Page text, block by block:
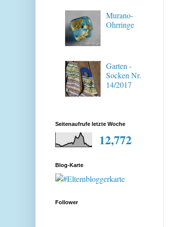
Murano-
Ohrringe
Garten -
Socken Nr.
14/2017
Seitenaufrufe letzte Woche
12,772
Blog-Karte
Follower